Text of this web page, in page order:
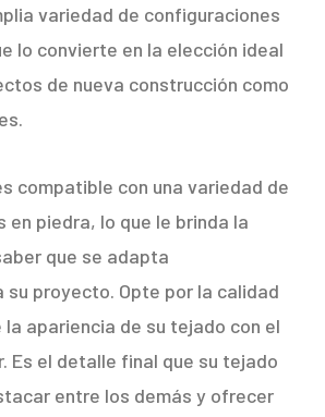
variedad de configuraciones
lo convierte en la elección ideal
de nueva construcción como
compatible con una variedad de
piedra, lo que le brinda la
que se adapta
proyecto. Opte por la calidad
apariencia de su tejado con el
Es el detalle final que su tejado
entre los demás y ofrecer